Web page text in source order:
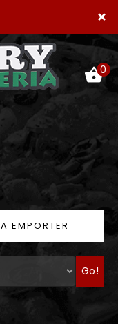
×
0
A EMPORTER
Go!